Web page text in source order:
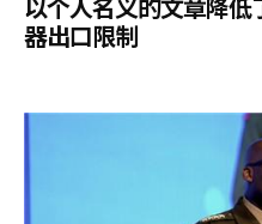
器出口限制